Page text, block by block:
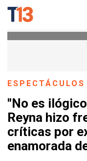
ESPECTÁCULOS
"No es
Reyna hizo
críticas por
enamorada